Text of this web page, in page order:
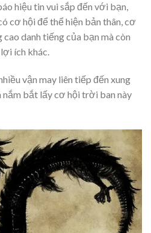
hiệu tin vui sắp đến với bạn,
cơ hội để thể hiện bản thân, cơ
cao danh tiếng của bạn mà còn
ích khác.
vận may liên tiếp đến xung
nắm bắt lấy cơ hội trời ban này